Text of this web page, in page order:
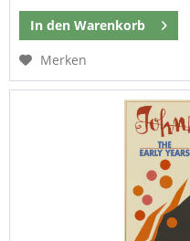
In den Warenkorb
Merken